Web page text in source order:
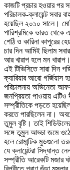
কাজটি প্রচার হওয়ার পর
পরিচালক-ক্লায়েন্ট সবার
হয়েছিল ২০১০ সালে।
পারিশ্রমিকে ভারত থেকে
শেঠি ও কারিনা কাপুরের
চার দিন আমিই ছিলাম
আর খারাপ হলে মন
এই টিভিসিতে সারা দিন
ক্যারিয়ার আরো গর্জিয়াস
পরিচালনায় অভিনেতা
জনপ্রিয়তা পাওয়ায় এটিও
সম্প্রীতিকে পড়তে
করতে পারছিলেন না।
তুমুল বৃষ্টি। তাই
সঙ্গে তুমুল আড্ডা জমে
হলে রোমান্টিক মুডগুলো
যে ক্লায়েন্টরা সিদ্ধান্ত
সম্প্রীতি আরেকটি মজার